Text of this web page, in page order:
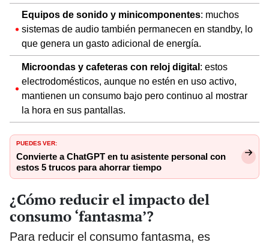
Equipos de sonido y minicomponentes: muchos
sistemas de audio también permanecen en standby, lo
que genera un gasto adicional de energía.
Microondas y cafeteras con reloj digital: estos
electrodomésticos, aunque no estén en uso activo,
mantienen un consumo bajo pero continuo al mostrar
la hora en sus pantallas.
PUEDES VER:
Convierte a ChatGPT en tu asistente personal con
estos 5 trucos para ahorrar tiempo
¿Cómo reducir el impacto del
consumo ‘fantasma’?
Para reducir el consumo fantasma, es